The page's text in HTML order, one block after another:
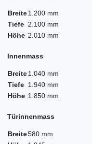
Breite1.200 mm
Tiefe 2.100 mm
Höhe 2.010 mm
Innenmass
Breite1.040 mm
Tiefe 1.940 mm
Höhe 1.850 mm
Türinnenmass
Breite580 mm